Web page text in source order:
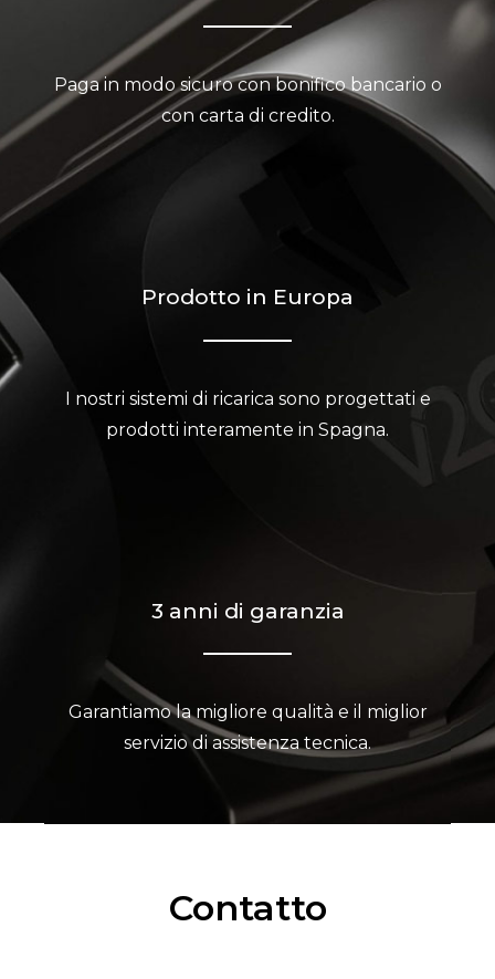
Paga in modo sicuro con bonifico bancario o
con carta di credito.
Prodotto in Europa
I nostri sistemi di ricarica sono progettati e
prodotti interamente in Spagna.
3 anni di garanzia
Garantiamo la migliore qualità e il miglior
servizio di assistenza tecnica.
Contatto